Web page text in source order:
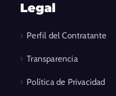
Legal
Perfil del Contratante
Transparencia
Política de Privacidad